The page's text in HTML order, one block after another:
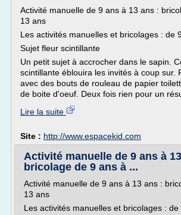
Activité manuelle de 9 ans à 13 ans :
13 ans
Les activités manuelles et bricolages : de
Sujet fleur scintillante
Un petit sujet à accrocher dans le sapin.
scintillante éblouira les invités à coup sur.
avec des bouts de rouleau de papier
de boite d'oeuf. Deux fois rien pour un
Lire la suite
Site : http://www.espacekid.com
Activité manuelle de 9 ans à
bricolage de 9 ans à ...
Activité manuelle de 9 ans à 13 ans :
13 ans
Les activités manuelles et bricolages :